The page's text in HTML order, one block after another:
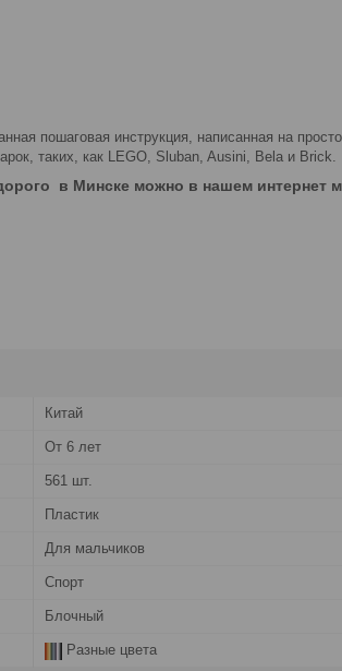
пошаговая инструкция, написанная на
таких, как LEGO, Sluban, Ausini, Bela и Brick.
в Минске можно в нашем интернет
Китай
От 6 лет
561 шт.
Пластик
Для мальчиков
Спорт
Блочный
Разные цвета